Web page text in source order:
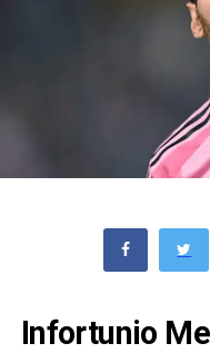
Infortunio